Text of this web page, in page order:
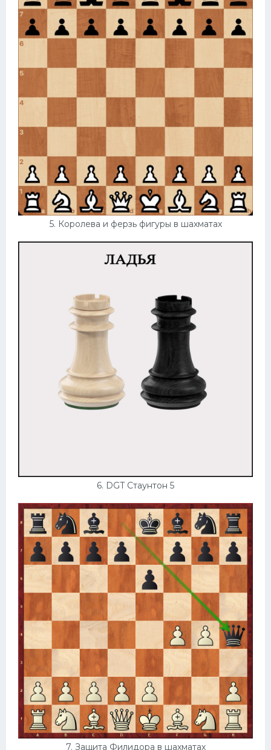
5. Королева и ферзь фигуры в шахматах
6. DGT Стаунтон 5
7. Защита Филидора в шахматах